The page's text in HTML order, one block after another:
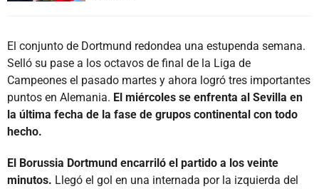
El conjunto de Dortmund redondea una estupenda semana.
Selló su pase a los octavos de final de la Liga de
Campeones el pasado martes y ahora logró tres importantes
puntos en Alemania. El miércoles se enfrenta al Sevilla en
la última fecha de la fase de grupos continental con todo
hecho.
El Borussia Dortmund encarriló el partido a los veinte
minutos. Llegó el gol en una internada por la izquierda del